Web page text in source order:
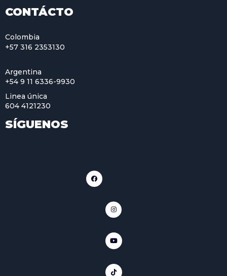
CONTÁCTO
Colombia
+57 316 2353130
Argentina
+54 9 11 6336-9930
Linea única
604 4121230
SÍGUENOS